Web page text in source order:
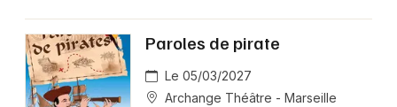
Paroles de pirate
Le 05/03/2027
Archange Théâtre - Marseille